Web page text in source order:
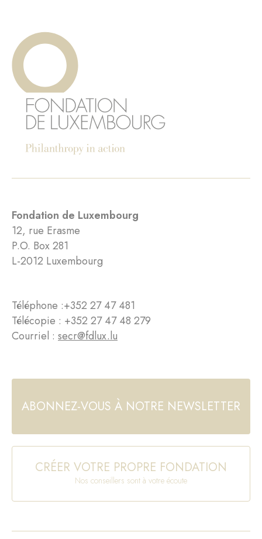
Fondation de Luxembourg
12, rue Erasme
P.O. Box 281
L-2012 Luxembourg
Téléphone :+352 27 47 481
Télécopie : +352 27 47 48 279
Courriel : secr@fdlux.lu
ABONNEZ-VOUS À NOTRE NEWSLETTER
CRÉER VOTRE PROPRE FONDATION
Nos conseillers sont à votre écoute